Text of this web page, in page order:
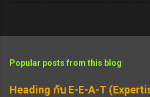
Popular posts from this blog
Heading กับ E-E-A-T